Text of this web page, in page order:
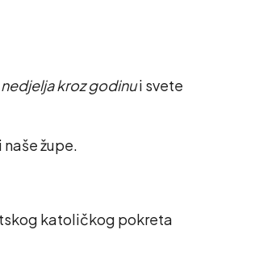
kroz godinui svete
župe.
katoličkog pokreta